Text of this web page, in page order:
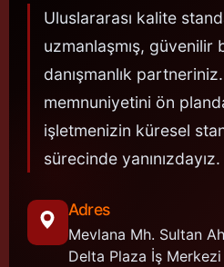
Uluslararası kalite
uzmanlaşmış, güvenilir
danışmanlık
memnuniyetini ön
işletmenizin küresel
sürecinde yanınızdayız.
Adres
Mevlana Mh. Sultan
Delta Plaza İş Merkezi